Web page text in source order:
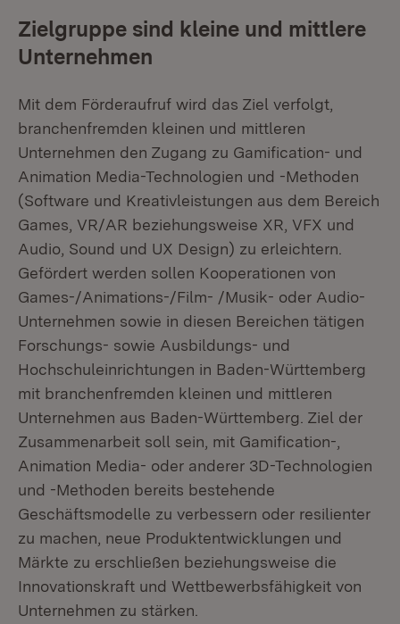
Zielgruppe sind kleine und mittlere
Unternehmen
Mit dem Förderaufruf wird das Ziel verfolgt,
branchenfremden kleinen und mittleren
Unternehmen den Zugang zu Gamification- und
Animation Media-Technologien und -Methoden
(Software und Kreativleistungen aus dem Bereich
Games, VR/AR beziehungsweise XR, VFX und
Audio, Sound und UX Design) zu erleichtern.
Gefördert werden sollen Kooperationen von
Games-/Animations-/Film- /Musik- oder Audio-
Unternehmen sowie in diesen Bereichen tätigen
Forschungs- sowie Ausbildungs- und
Hochschuleinrichtungen in Baden-Württemberg
mit branchenfremden kleinen und mittleren
Unternehmen aus Baden-Württemberg. Ziel der
Zusammenarbeit soll sein, mit Gamification-,
Animation Media- oder anderer 3D-Technologien
und -Methoden bereits bestehende
Geschäftsmodelle zu verbessern oder resilienter
zu machen, neue Produktentwicklungen und
Märkte zu erschließen beziehungsweise die
Innovationskraft und Wettbewerbsfähigkeit von
Unternehmen zu stärken.